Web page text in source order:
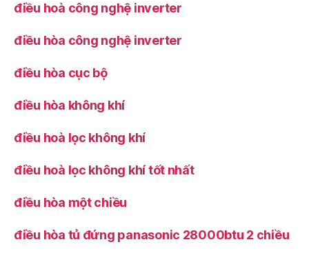
điều hoà công nghệ inverter
điều hòa công nghệ inverter
điều hòa cục bộ
điều hòa không khí
điều hoà lọc không khí
điều hoà lọc không khí tốt nhất
điều hòa một chiều
điều hòa tủ đứng panasonic 28000btu 2 chiều